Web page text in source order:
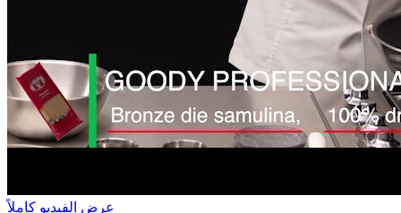
عرض الفيديو كاملاً